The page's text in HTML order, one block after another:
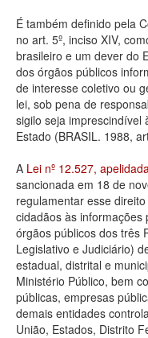
Administração
Legislação
Agenda
Perguntas frequentes
Contato
É também definido pela
no art. 5º, inciso XIV,
brasileiro e um dever do
dos órgãos públicos
de interesse coletivo ou
lei, sob pena de
sigilo seja imprescindível
Estado (BRASIL. 1988,
A Lei nº 12.527,
sancionada em 18 de
regulamentar esse
cidadãos às informações
órgãos públicos dos três
Legislativo e Judiciário)
estadual, distrital e
Ministério Público, bem
públicas, empresas
demais entidades
União, Estados, Distrito